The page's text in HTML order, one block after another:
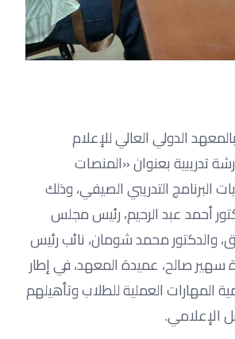
الدولي العالي للإعلام
تدريبية بعنوان «المنصات
البرنامج التدريبي الصيفي، وذلك
أحمد عبد الرحيم، رئيس مجلس
والدكتور محمد شومان، نائب رئيس
سهير صالح، عميدة المعهد، في إطار
المهارات العملية للطلاب وتأهيلهم
الإعلامي.